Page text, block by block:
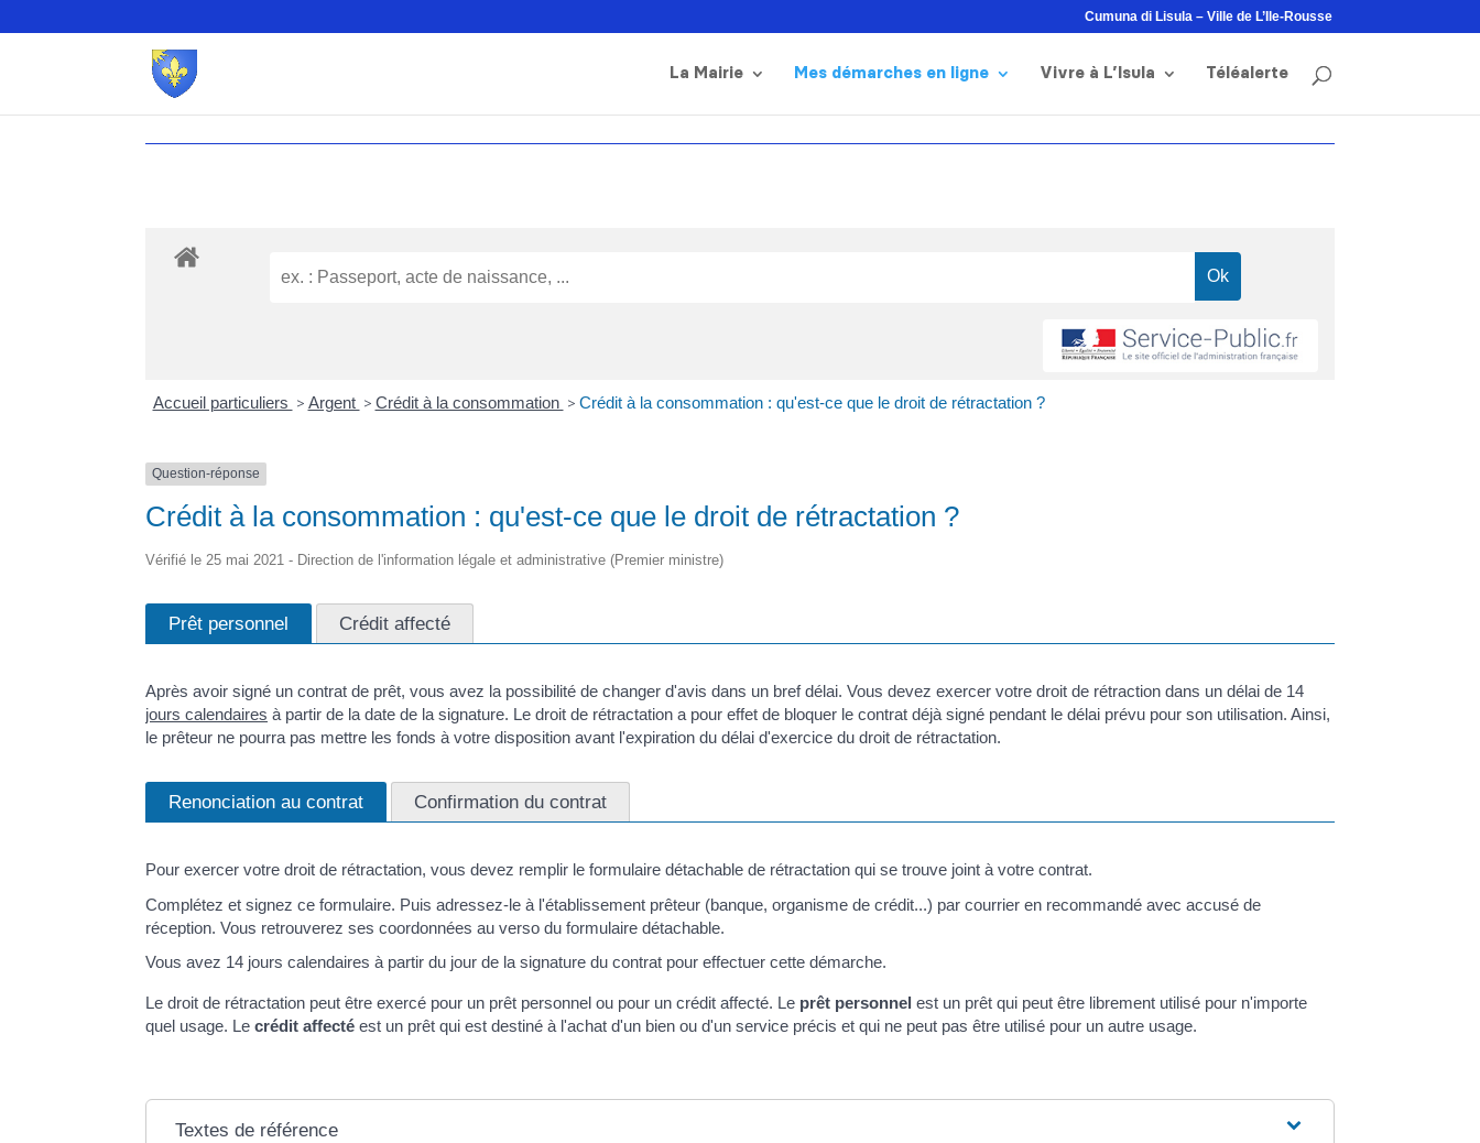
Cumuna di Lisula – Ville de L’Ile-Rousse
La Mairie Mes démarches en ligne Vivre à L’Isula Téléalerte
Accueil particuliers > Argent > Crédit à la consommation > Crédit à la consommation : qu'est-ce que le droit de rétractation ?
Question-réponse
Crédit à la consommation : qu'est-ce que le droit de rétractation ?
Vérifié le 25 mai 2021 - Direction de l'information légale et administrative (Premier ministre)
Prêt personnel Crédit affecté
Après avoir signé un contrat de prêt, vous avez la possibilité de changer d'avis dans un bref délai. Vous devez exercer votre droit de rétraction dans un délai de 14
jours calendaires à partir de la date de la signature. Le droit de rétractation a pour effet de bloquer le contrat déjà signé pendant le délai prévu pour son utilisation. Ainsi,
le prêteur ne pourra pas mettre les fonds à votre disposition avant l'expiration du délai d'exercice du droit de rétractation.
Renonciation au contrat Confirmation du contrat
Pour exercer votre droit de rétractation, vous devez remplir le formulaire détachable de rétractation qui se trouve joint à votre contrat.
Complétez et signez ce formulaire. Puis adressez-le à l'établissement prêteur (banque, organisme de crédit...) par courrier en recommandé avec accusé de
réception. Vous retrouverez ses coordonnées au verso du formulaire détachable.
Vous avez 14 jours calendaires à partir du jour de la signature du contrat pour effectuer cette démarche.
Le droit de rétractation peut être exercé pour un prêt personnel ou pour un crédit affecté. Le prêt personnel est un prêt qui peut être librement utilisé pour n'importe
quel usage. Le crédit affecté est un prêt qui est destiné à l'achat d'un bien ou d'un service précis et qui ne peut pas être utilisé pour un autre usage.
Textes de référence